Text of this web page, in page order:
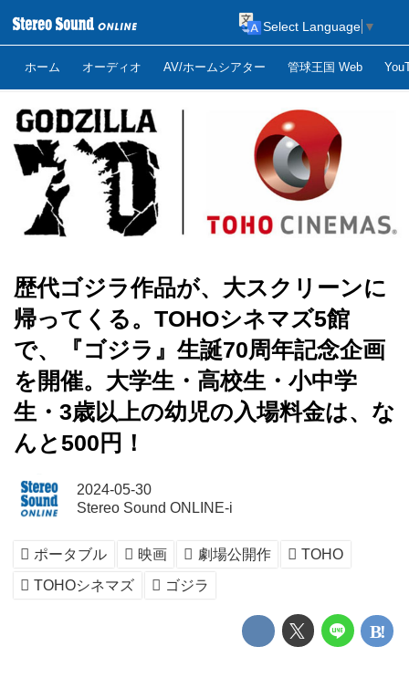
ホーム オーディオ AV/ホームシアター 管球王国 Web
Select Language ▼
歴代ゴジラ作品が、大スクリーンに
帰ってくる。TOHOシネマズ5館
で、『ゴジラ』生誕70周年記念企画
を開催。大学生・高校生・小中学
生・3歳以上の幼児の入場料金は、な
んと500円！
2024-05-30
Stereo Sound ONLINE-i
ポータブル 映画 劇場公開作
TOHO
TOHOシネマズ
ゴジラ